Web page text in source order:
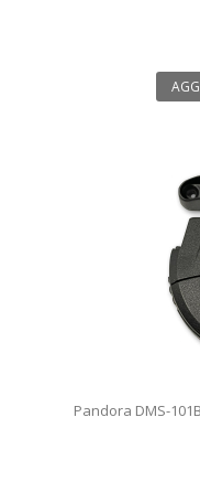
Pandora DMS-